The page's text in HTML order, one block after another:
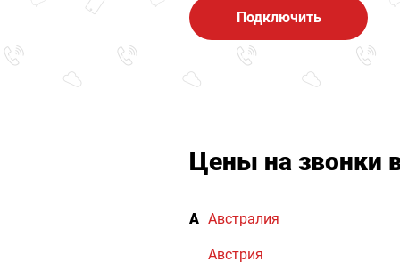
Подключить
Цены на звонки
А Австралия
Австрия